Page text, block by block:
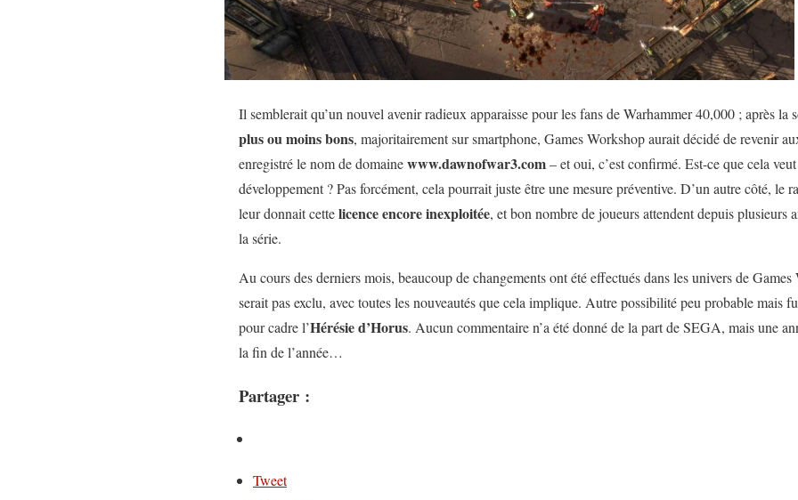
Il semblerait qu’un nouvel avenir radieux apparaisse pour les fans de Warhammer 40,000 ; après la
plus ou moins bons, majoritairement sur smartphone, Games Workshop aurait décidé de revenir
enregistré le nom de domainewww.dawnofwar3.com– et oui, c’est confirmé. Est-ce que cela
développement ? Pas forcément, cela pourrait juste être une mesure préventive. D’un autre côté, le
leur donnait cettelicence encore inexploitée, et bon nombre de joueurs attendent depuis plusieurs
la série.
Au cours des derniers mois, beaucoup de changements ont été effectués dans les univers de
serait pas exclu, avec toutes les nouveautés que cela implique. Autre possibilité peu probable mais
pour cadre l’Hérésie d’Horus. Aucun commentaire n’a été donné de la part de SEGA, mais une
la fin de l’année…
Partager :
Tweet